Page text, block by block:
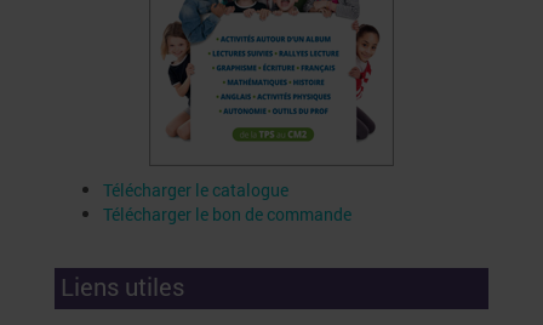
Télécharger le catalogue
Télécharger le bon de commande
Liens utiles